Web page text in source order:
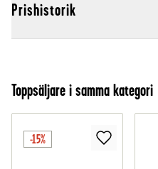
Prishistorik
Toppsäljare i samma kategori
-15%